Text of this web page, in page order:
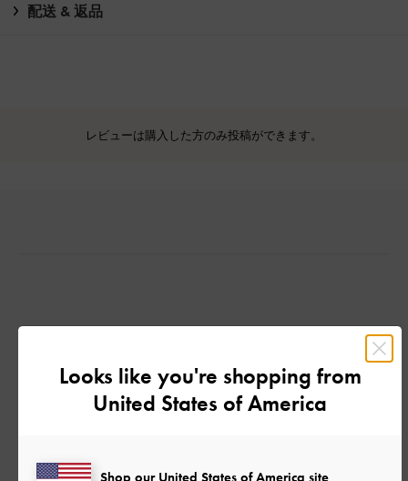
配送 & 返品
レビューは購入した方のみ投稿ができます。
Looks like you're shopping from
United States of America
Shop our United States of America site